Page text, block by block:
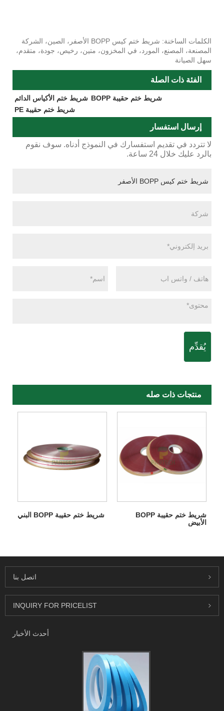
الكلمات الساخنة: شريط ختم كيس BOPP الأصفر، الصين، الشركة
المصنعة، المصنع، المورد، في المخزون، متين، رخيص، جودة، متقدم،
سهل الصيانة
الفئة ذات الصلة
شريط ختم الأكياس الدائم
شريط ختم حقيبة BOPP
شريط ختم حقيبة PE
إرسال استفسار
لا تتردد في تقديم استفسارك في النموذج أدناه. سوف نقوم
بالرد عليك خلال 24 ساعة.
يُقدِّم
منتجات ذات صله
شريط ختم حقيبة BOPP البني
شريط ختم حقيبة BOPP
الأبيض
اتصل بنا
INQUIRY FOR PRICELIST
أحدث الأخبار